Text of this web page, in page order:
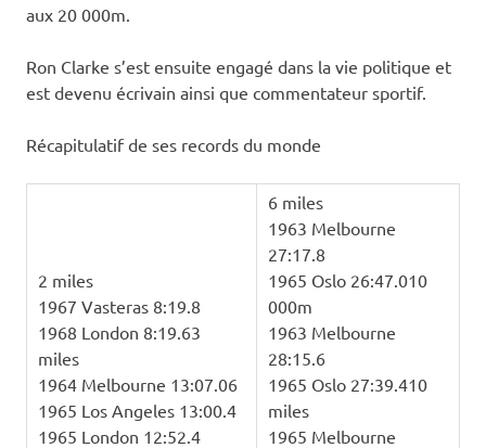
aux 20 000m.
Ron Clarke s’est ensuite engagé dans la vie politique et
est devenu écrivain ainsi que commentateur sportif.
Récapitulatif de ses records du monde
2 miles
1967 Vasteras 8:19.8
1968 London 8:19.63
miles
1964 Melbourne 13:07.06
1965 Los Angeles 13:00.4
1965 London 12:52.4
6 miles
1963 Melbourne
27:17.8
1965 Oslo 26:47.010
000m
1963 Melbourne
28:15.6
1965 Oslo 27:39.410
miles
1965 Melbourne